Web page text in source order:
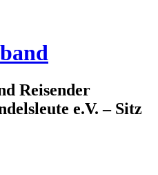
Reisender
e.V. – Sitz